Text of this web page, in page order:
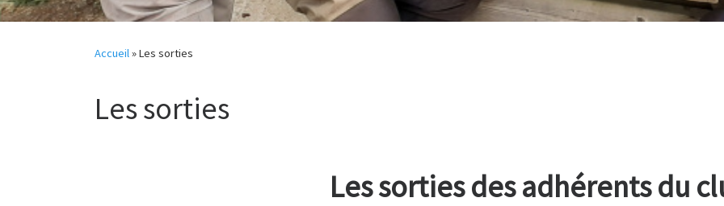
Accueil»Les sorties
Les sorties
Les sorties des adhérents du